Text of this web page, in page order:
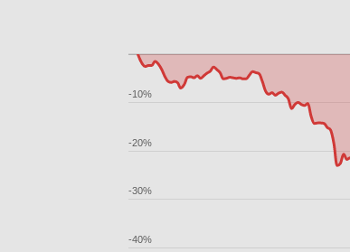
-40%
-30%
-20%
-10%